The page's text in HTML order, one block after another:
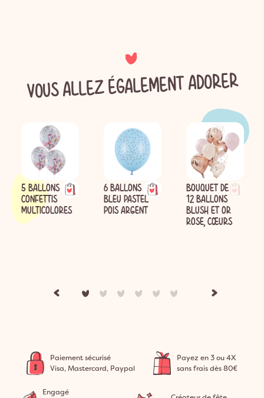
VOUS ALLEZ ÉGALEMENT ADORER
5 BALLONS
CONFETTIS
MULTICOLORES
6 BALLONS
BLEU PASTEL
POIS ARGENT
BOUQUET DE
12 BALLONS
BLUSH ET OR
ROSE, CŒURS
Paiement sécurisé
Visa, Mastercard, Paypal
Payez en 3 ou 4X
sans frais dès 80€
Engagé